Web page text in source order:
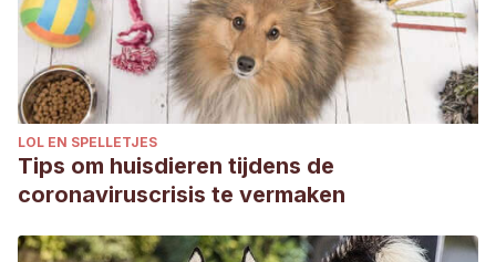
LOL EN SPELLETJES
Tips om huisdieren tijdens de
coronaviruscrisis te vermaken